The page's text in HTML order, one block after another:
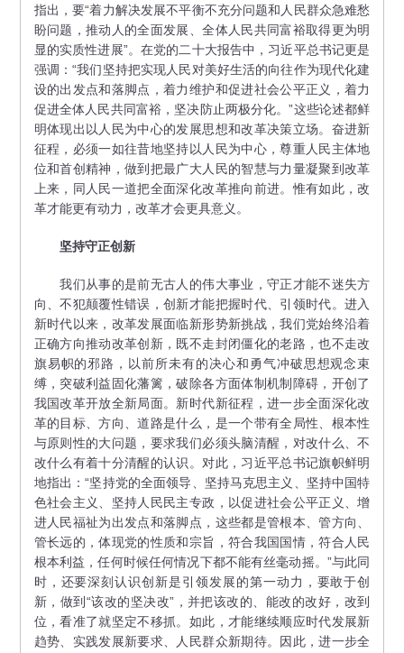
指出，要“着力解决发展不平衡不充分问题和人民群众急难愁
盼问题，推动人的全面发展、全体人民共同富裕取得更为明
显的实质性进展”。在党的二十大报告中，习近平总书记更是
强调：“我们坚持把实现人民对美好生活的向往作为现代化建
设的出发点和落脚点，着力维护和促进社会公平正义，着力
促进全体人民共同富裕，坚决防止两极分化。”这些论述都鲜
明体现出以人民为中心的发展思想和改革决策立场。奋进新
征程，必须一如往昔地坚持以人民为中心，尊重人民主体地
位和首创精神，做到把最广大人民的智慧与力量凝聚到改革
上来，同人民一道把全面深化改革推向前进。惟有如此，改
革才能更有动力，改革才会更具意义。
坚持守正创新
我们从事的是前无古人的伟大事业，守正才能不迷失方
向、不犯颠覆性错误，创新才能把握时代、引领时代。进入
新时代以来，改革发展面临新形势新挑战，我们党始终沿着
正确方向推动改革创新，既不走封闭僵化的老路，也不走改
旗易帜的邪路，以前所未有的决心和勇气冲破思想观念束
缚，突破利益固化藩篱，破除各方面体制机制障碍，开创了
我国改革开放全新局面。新时代新征程，进一步全面深化改
革的目标、方向、道路是什么，是一个带有全局性、根本性
与原则性的大问题，要求我们必须头脑清醒，对改什么、不
改什么有着十分清醒的认识。对此，习近平总书记旗帜鲜明
地指出：“坚持党的全面领导、坚持马克思主义、坚持中国特
色社会主义、坚持人民民主专政，以促进社会公平正义、增
进人民福祉为出发点和落脚点，这些都是管根本、管方向、
管长远的，体现党的性质和宗旨，符合我国国情，符合人民
根本利益，任何时候任何情况下都不能有丝毫动摇。”与此同
时，还要深刻认识创新是引领发展的第一动力，要敢于创
新，做到“该改的坚决改”，并把该改的、能改的改好，改到
位，看准了就坚定不移抓。如此，才能继续顺应时代发展新
趋势、实践发展新要求、人民群众新期待。因此，进一步全